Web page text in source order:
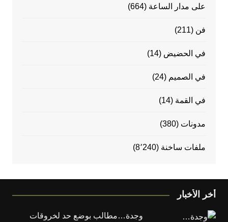
على مدار الساعة (664)
فن (211)
في الحضيض (14)
في الصميم (24)
في القمة (14)
مدونات (380)
ملفات ساخنة (8٬240)
أخر الأخبار
وجدة…مطالب بوضع حد لخروقات